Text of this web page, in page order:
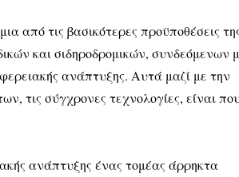
από τις βασικότερες προϋποθέσεις
και σιδηροδρομικών, συνδεόμενων
ανάπτυξης. Αυτά μαζί με την
τις σύγχρονες τεχνολογίες, είναι
ανάπτυξης ένας τομέας άρρηκτα